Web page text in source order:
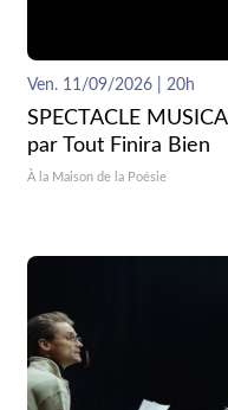
Ven. 11/09/2026 | 20h
SPECTACLE
par Tout Finira Bien
À la Maison de la Poésie